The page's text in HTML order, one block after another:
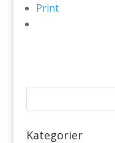
Print
Kategorier